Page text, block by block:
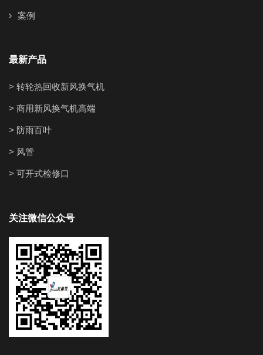
案例
最新产品
> 转轮热回收新风换气机
> 商用新风换气机高端
> 防雨百叶
> 风管
> 可开式检修口
关注微信公众号